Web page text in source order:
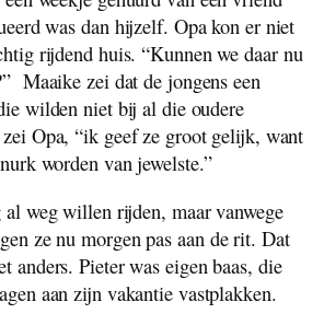
was dan hijzelf. Opa kon er niet
rijdend huis. “Kunnen we daar nu
Maaike zei dat de jongens een
wilden niet bij al die oudere
Opa, “ik geef ze groot gelijk, want
worden van jewelste.”
al weg willen rijden, maar vanwege
ze nu morgen pas aan de rit. Dat
anders. Pieter was eigen baas, die
aan zijn vakantie vastplakken.